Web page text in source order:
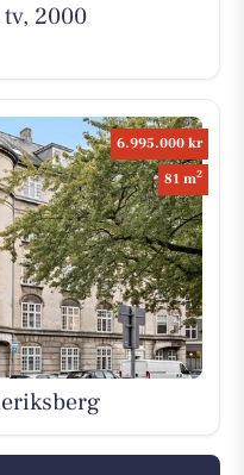
2000
6.995.000 kr
81 m2